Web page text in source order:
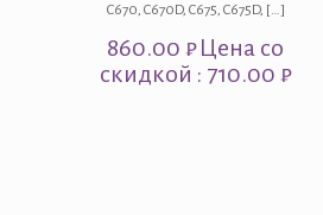
C670, C670D, C675, C675D, […]
860.00₽Цена со
скидкой : 710.00 ₽